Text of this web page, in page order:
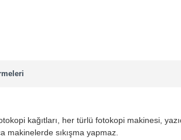
kağıtları, her türlü fotokopi makinesi,
makinelerde sıkışma yapmaz.